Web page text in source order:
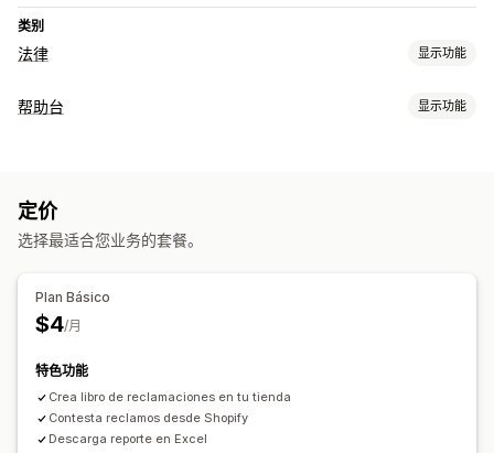
类别
法律 显示功能
合规
帮助台 显示功能
定价
选择最适合您业务的套餐。
Plan Básico
$4/月
特色功能
Crea libro de reclamaciones en tu tienda
Contesta reclamos desde Shopify
Descarga reporte en Excel